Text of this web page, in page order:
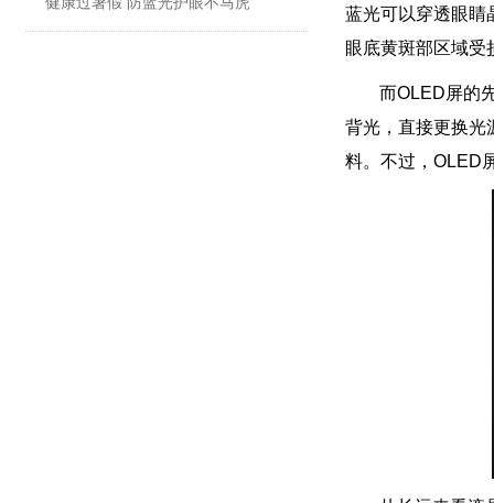
蓝光可以穿透眼睛晶
眼底黄斑部区域受损
而OLED屏的
背光，直接更换
料。不过，